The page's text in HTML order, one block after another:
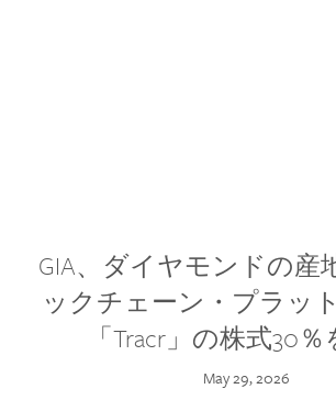
GIA、ダイヤモンドの産
ックチェーン・プラッ
「Tracr」の株式30
May 29, 2026